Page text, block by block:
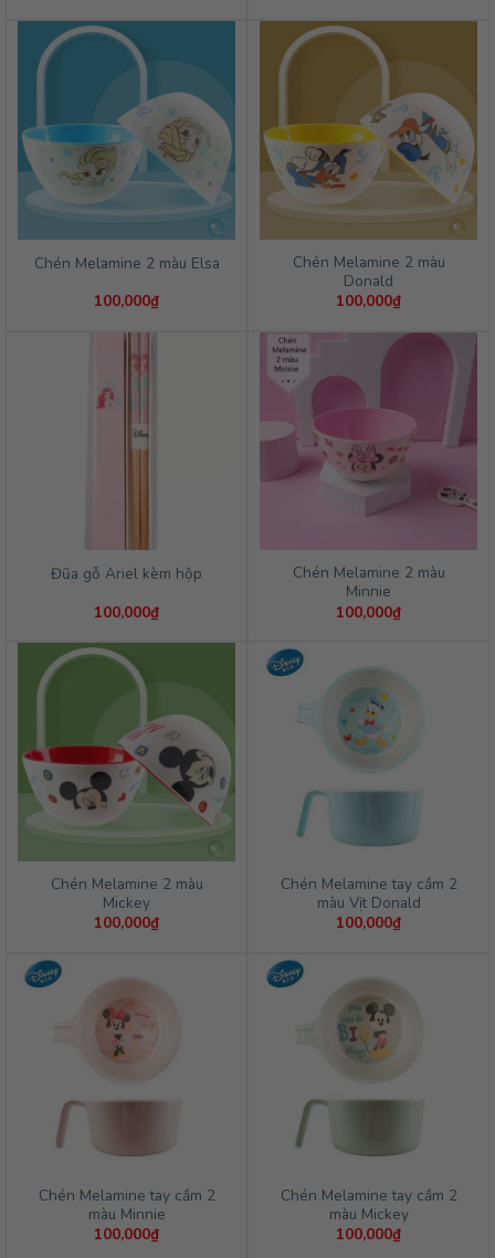
Chén Melamine 2 màu Elsa
100,000₫
Chén Melamine 2 màu
Donald
100,000₫
Đũa gỗ Ariel kèm hộp
100,000₫
Chén Melamine 2 màu
Minnie
100,000₫
Chén Melamine 2 màu
Mickey
100,000₫
Chén Melamine tay cầm 2
màu Vịt Donald
100,000₫
Chén Melamine tay cầm 2
màu Minnie
100,000₫
Chén Melamine tay cầm 2
màu Mickey
100,000₫